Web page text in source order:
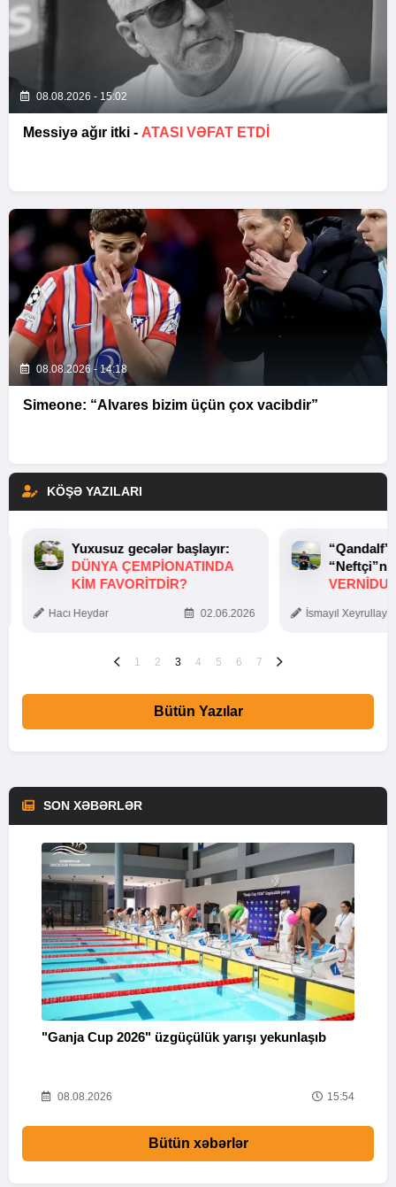
08.08.2026 - 15:02
Messiyə ağır itki - ATASI VƏFAT ETDI
08.08.2026 - 14:18
Simeone: “Alvares bizim üçün çox vacibdir”
KÖŞƏ YAZILARI
Yuxusuz gecələr başlayır:
DÜNYA ÇEMPIONATINDA
KIM FAVORITDIR?
Hacı Heydər 02.06.2026 İsmayıl
1 2 3 4 5 6 7
Bütün Yazılar
SON XƏBƏRLƏR
"Ganja Cup 2026" üzgüçülük yarışı yekunlaşıb
08.08.2026 15:54
Bütün xəbərlər